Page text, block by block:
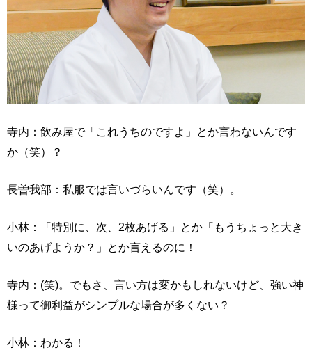
寺内：飲み屋で「これうちのですよ」とか言わないんです
か（笑）？
長曽我部：私服では言いづらいんです（笑）。
小林：「特別に、次、2枚あげる」とか「もうちょっと大き
いのあげようか？」とか言えるのに！
寺内：(笑)。でもさ、言い方は変かもしれないけど、強い神
様って御利益がシンプルな場合が多くない？
小林：わかる！